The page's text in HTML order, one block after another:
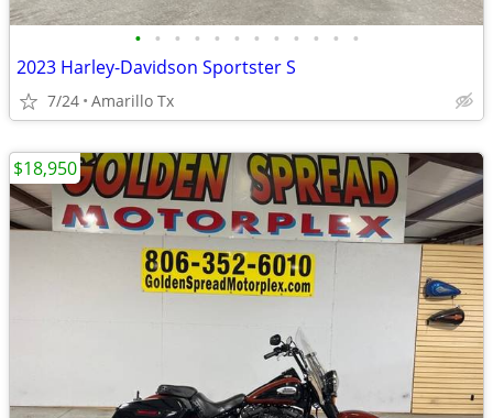
• • • • • • • • • • • •
2023 Harley-Davidson Sportster S
7/24 Amarillo Tx
$18,950